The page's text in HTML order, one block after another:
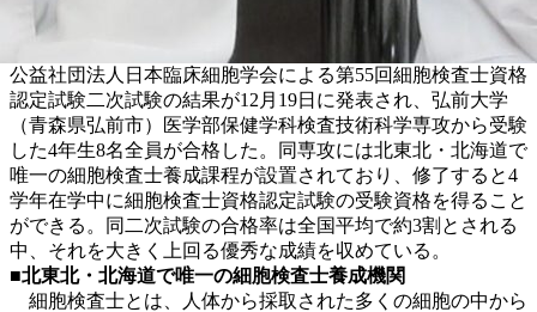
公益社団法人日本臨床細胞学会による第55回細胞検査士資格
認定試験二次試験の結果が12月19日に発表され、弘前大学
（青森県弘前市）医学部保健学科検査技術科学専攻から受験
した4年生8名全員が合格した。同専攻には北東北・北海道で
唯一の細胞検査士養成課程が設置されており、修了すると4
学年在学中に細胞検査士資格認定試験の受験資格を得ること
ができる。同二次試験の合格率は全国平均で約3割とされる
中、それを大きく上回る優秀な成績を収めている。
■北東北・北海道で唯一の細胞検査士養成機関
細胞検査士とは、人体から採取された多くの細胞の中から